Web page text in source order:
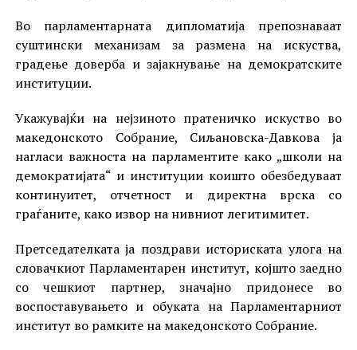
Во парламентарната дипломатија препознаваат
суштински механизам за размена на искуства,
градење доверба и зајакнување на демократските
институции.
Укажувајќи на нејзиното пратеничко искуство во
македонското Собрание, Сиљановска-Давкова ја
нагласи важноста на парламентите како „школи на
демократијата“ и институции коишто обезбедуваат
континуитет, отчетност и директна врска со
граѓаните, како извор на нивниот легитимитет.
Претседателката ја поздрави историската улога на
словачкиот Парламентарен институт, којшто заедно
со чешкиот партнер, значајно придонесе во
воспоставувањето и обуката на Парламентарниот
институт во рамките на македонското Собрание.